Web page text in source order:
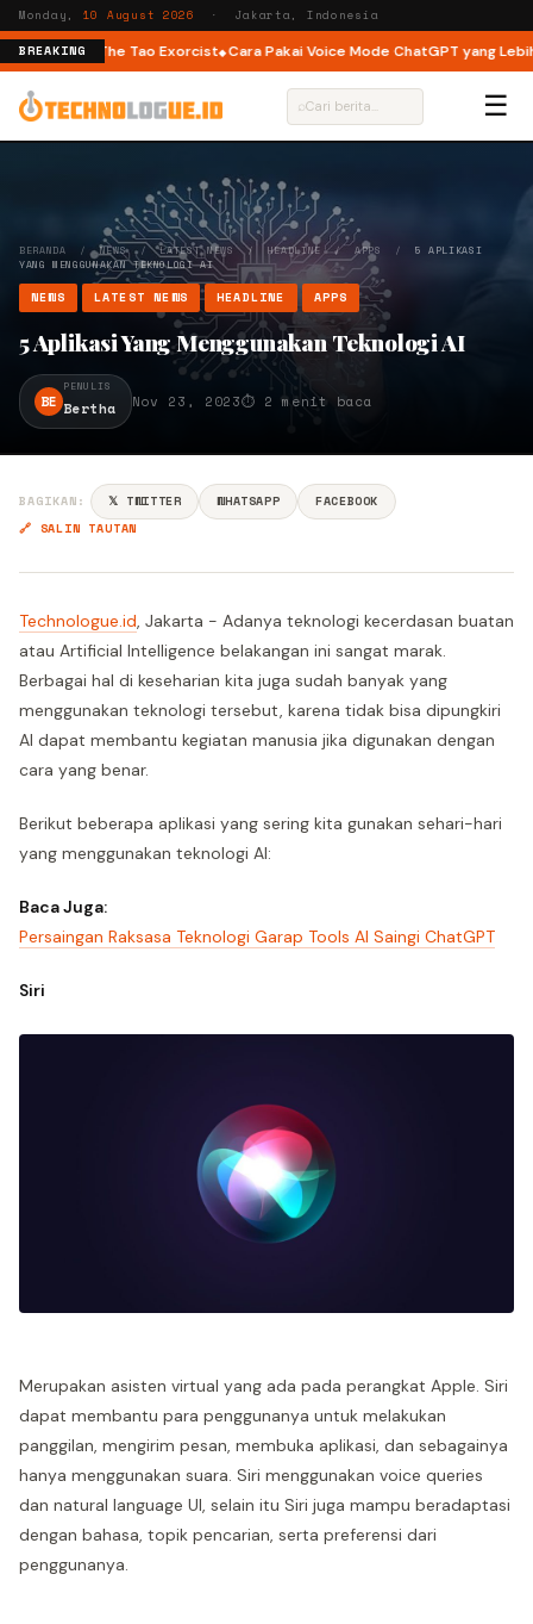
Monday, 10 August 2026 · Jakarta, Indonesia
BREAKING
hingga The Tao Exorcist Cara Pakai Voice Mode ChatGPT yang Lebih
⌕ ☰
BERANDA /NEWS/LATEST NEWS/ HEADLINE /APPS / 5 APLIKASI
YANG MENGGUNAKAN TEKNOLOGI AI
NEWS LATEST NEWS HEADLINE APPS
5 Aplikasi Yang Menggunakan Teknologi AI
BE
PENULIS
Bertha Nov 23, 2023⏱ 2 menit baca
BAGIKAN: 𝕏 TWITTER WHATSAPP
FACEBOOK
🔗 SALIN TAUTAN
Technologue.id, Jakarta - Adanya teknologi kecerdasan buatan
atau Artificial Intelligence belakangan ini sangat marak.
Berbagai hal di keseharian kita juga sudah banyak yang
menggunakan teknologi tersebut, karena tidak bisa dipungkiri
AI dapat membantu kegiatan manusia jika digunakan dengan
cara yang benar.
Berikut beberapa aplikasi yang sering kita gunakan sehari-hari
yang menggunakan teknologi AI:
Baca Juga:
Persaingan Raksasa Teknologi Garap Tools AI Saingi ChatGPT
Siri
Merupakan asisten virtual yang ada pada perangkat Apple. Siri
dapat membantu para penggunanya untuk melakukan
panggilan, mengirim pesan, membuka aplikasi, dan sebagainya
hanya menggunakan suara. Siri menggunakan voice queries
dan natural language UI, selain itu Siri juga mampu beradaptasi
dengan bahasa, topik pencarian, serta preferensi dari
penggunanya.